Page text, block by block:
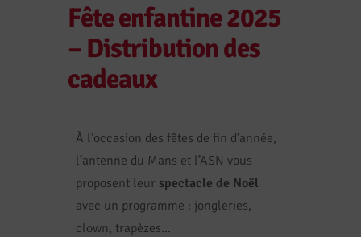
Fête enfantine 2025
– Distribution des
cadeaux
À l’occasion des fêtes de fin d’année,
l’antenne du Mans et l’ASN vous
proposent leur spectacle de Noël
avec un programme : jongleries,
clown, trapèzes…